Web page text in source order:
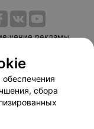
рекламы
оплаты
сбора